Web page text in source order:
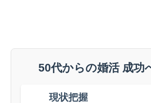
50代からの婚活 成功
現状把握